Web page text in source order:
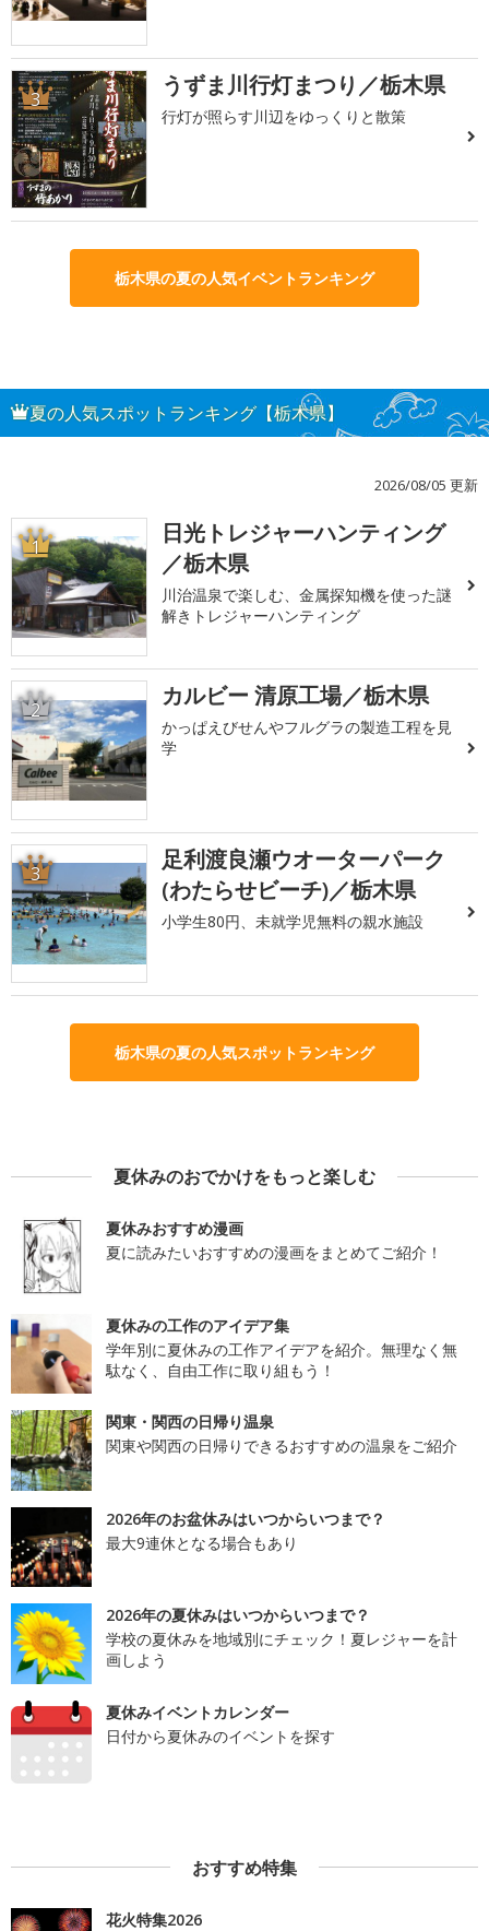
3 うずま川行灯まつり／栃木県
行灯が照らす川辺をゆっくりと散策
栃木県の夏の人気イベントランキング
夏の人気スポットランキング【栃木県】
2026/08/05 更新
1
日光トレジャーハンティング
／栃木県
川治温泉で楽しむ、金属探知機を使った謎
解きトレジャーハンティング
2 カルビー 清原工場／栃木県
かっぱえびせんやフルグラの製造工程を見
学
3
足利渡良瀬ウオーターパーク
(わたらせビーチ)／栃木県
小学生80円、未就学児無料の親水施設
栃木県の夏の人気スポットランキング
夏休みのおでかけをもっと楽しむ
夏休みおすすめ漫画
夏に読みたいおすすめの漫画をまとめてご紹介！
夏休みの工作のアイデア集
学年別に夏休みの工作アイデアを紹介。無理なく無
駄なく、自由工作に取り組もう！
関東・関西の日帰り温泉
関東や関西の日帰りできるおすすめの温泉をご紹介
2026年のお盆休みはいつからいつまで？
最大9連休となる場合もあり
2026年の夏休みはいつからいつまで？
学校の夏休みを地域別にチェック！夏レジャーを計
画しよう
夏休みイベントカレンダー
日付から夏休みのイベントを探す
おすすめ特集
花火特集2026